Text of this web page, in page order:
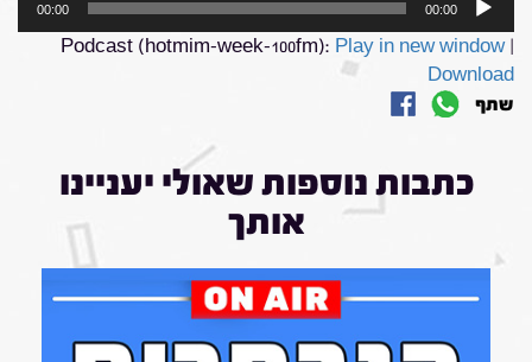
00:00
00:00
Podcast (hotmim-week-100fm): Play in new window|
Download
שתף
כתבות נוספות שאולי יעניינו
אותך